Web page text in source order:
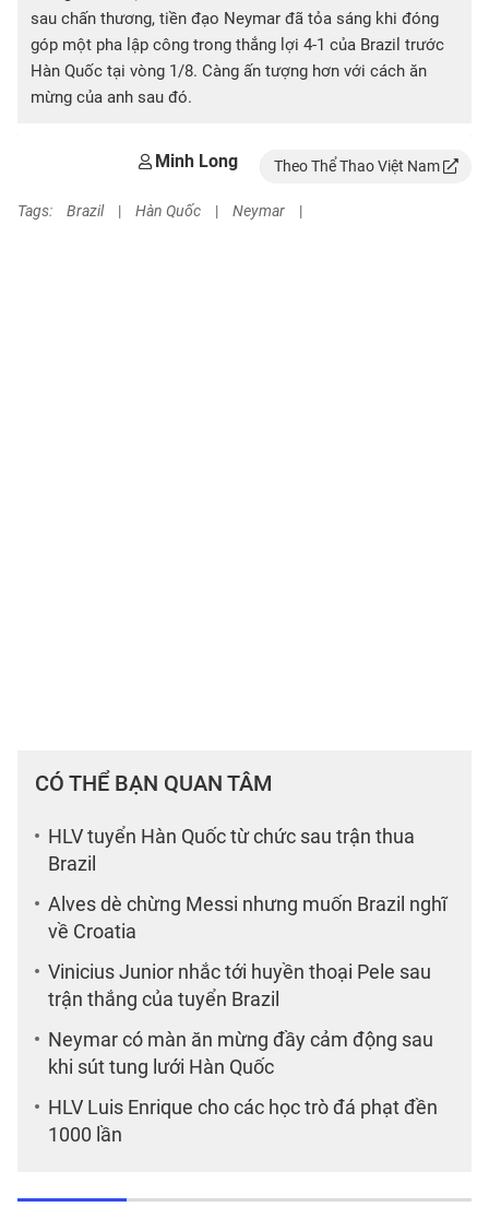
sau chấn thương, tiền đạo Neymar đã tỏa sáng khi đóng
góp một pha lập công trong thắng lợi 4-1 của Brazil trước
Hàn Quốc tại vòng 1/8. Càng ấn tượng hơn với cách ăn
mừng của anh sau đó.
Minh Long Theo Thể Thao Việt Nam
Tags: Brazil | Hàn Quốc | Neymar |
CÓ THỂ BẠN QUAN TÂM
HLV tuyển Hàn Quốc từ chức sau trận thua
Brazil
Alves dè chừng Messi nhưng muốn Brazil nghĩ
về Croatia
Vinicius Junior nhắc tới huyền thoại Pele sau
trận thắng của tuyển Brazil
Neymar có màn ăn mừng đầy cảm động sau
khi sút tung lưới Hàn Quốc
HLV Luis Enrique cho các học trò đá phạt đền
1000 lần